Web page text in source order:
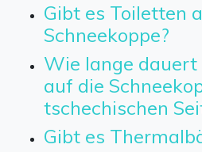
Gibt es Toiletten
Schneekoppe?
Wie lange
auf die
tschechischen
Gibt es